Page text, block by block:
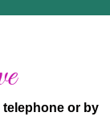
telephone or by